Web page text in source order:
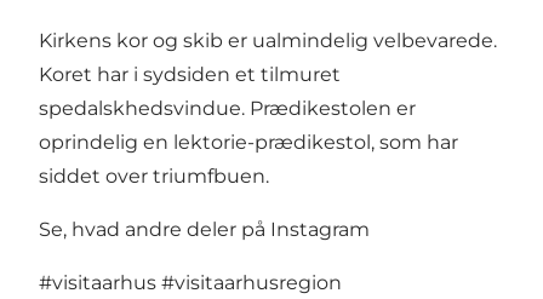
Kirkens kor og skib er ualmindelig velbevarede.
Koret har i sydsiden et tilmuret
spedalskhedsvindue. Prædikestolen er
oprindelig en lektorie-prædikestol, som har
siddet over triumfbuen.
Se, hvad andre deler på Instagram
#visitaarhus #visitaarhusregion